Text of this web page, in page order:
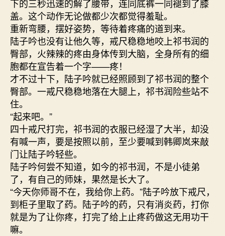
下的三秒迅速的解了腰带，连同底裤一同褪到了膝
盖。这个动作无论做都少次都觉得羞耻。
重新弯腰，摆好姿势，等待着疼痛的道到来。
陆子吟也没有让他久等，戒尺稳稳地咬上祁书润的
臀部，火辣辣的疼由身体传到大脑，全身所有的细
胞都在宣告着一个字——疼！
才不过十下，陆子吟就已经照顾到了祁书润的整个
臀部。一戒尺稳稳地落在大腿上，祁书润险些站不
住。
“起来吧。”
四十戒尺打完，祁书润的衣服已经湿了大半，却没
有喊一声，要是按照以前，至少要喊到韩卿岚来敲
门让陆子吟轻些。
陆子吟何尝不知道，如今的祁书润，不是小徒弟
了，有自己的师妹，果然是长大了。
“今天你师哥不在，我给你上药。”陆子吟放下戒尺，
到柜子里取了药。陆子吟的药，只有消炎药，打你
就是为了让你疼，打完了给上止疼药做这无用功干
嘛。